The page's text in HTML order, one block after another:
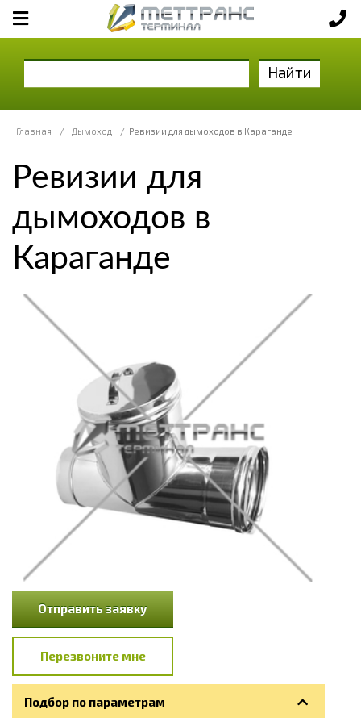
Найти
Главная / Дымоход / Ревизии для дымоходов в Караганде
Ревизии для
дымоходов в
Караганде
Отправить заявку
Перезвоните мне
Подбор по параметрам